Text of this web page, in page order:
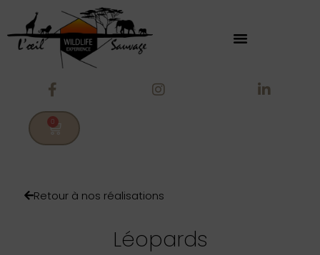
0
Retour à nos réalisations
Léopards